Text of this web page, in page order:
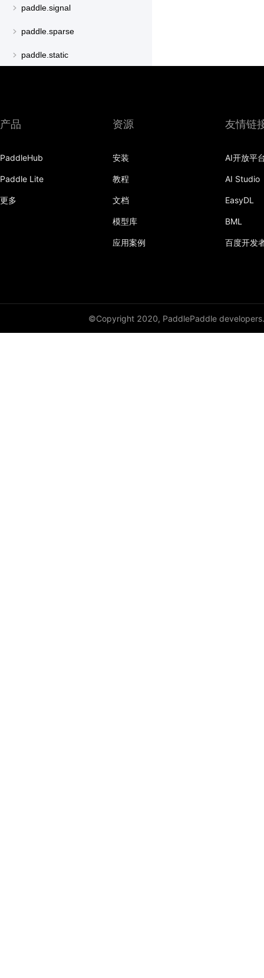
paddle.signal
paddle.sparse
paddle.static
产品
PaddleHub
Paddle Lite
更多
资源
安装
教程
文档
模型库
应用案例
友情链
AI开放平
AI Studio
EasyDL
BML
百度开发
©Copyright 2020, PaddlePaddle developers.